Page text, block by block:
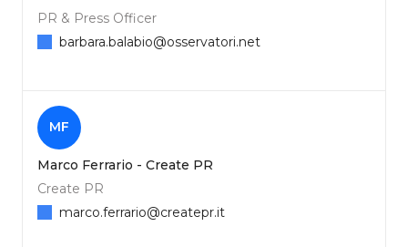
PR & Press Officer
barbara.balabio@osservatori.net
MF
Marco Ferrario - Create PR
Create PR
marco.ferrario@createpr.it